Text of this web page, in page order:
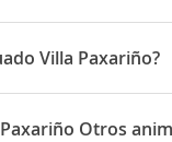
Villa Paxariño?
situado en Rúa
Otros